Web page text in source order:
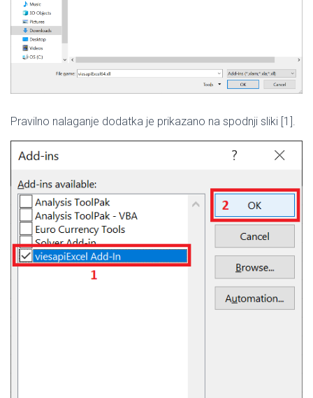
Pravilno nalaganje dodatka je prikazano na spodnji sliki [1].